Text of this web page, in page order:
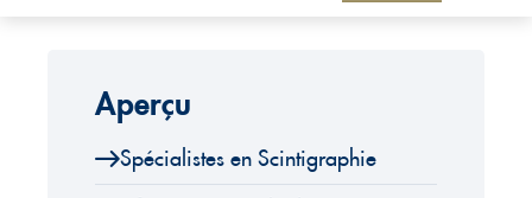
Aperçu
Spécialistes en Scintigraphie